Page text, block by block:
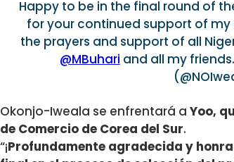
Happy to be in the final round of
for your continued support of
the prayers and support of all
@MBuhari and all my
Okonjo-Iweala se enfrentará a Yoo,
de Comercio de Corea del Sur.
“¡Profundamente agradecida y